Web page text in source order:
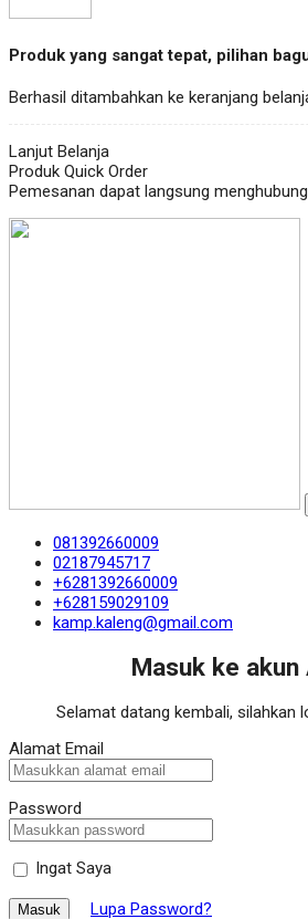
Produk yang sangat tepat, pilihan
Berhasil ditambahkan ke keranjang
Lanjut Belanja
Produk Quick Order
Pemesanan dapat langsung
081392660009
02187945717
+6281392660009
+628159029109
kamp.kaleng@gmail.com
Masuk ke akun
Selamat datang kembali, silahkan
Alamat Email
Password
Ingat Saya
Masuk Lupa Password?